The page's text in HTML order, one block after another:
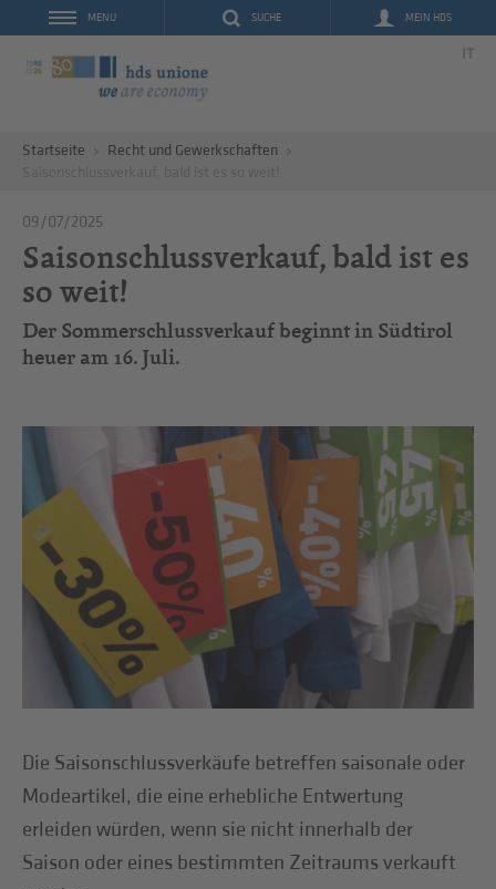
SUCHE MEIN HDS
MENU
IT
Startseite
Recht und Gewerkschaften
09/07/2025
Saisonschlussverkauf, bald ist es
so weit!
Der Sommerschlussverkauf beginnt in Südtirol
heuer am 16. Juli.
Die Saisonschlussverkäufe betreffen saisonale oder
Modeartikel, die eine erhebliche Entwertung
erleiden würden, wenn sie nicht innerhalb der
Saison oder eines bestimmten Zeitraums verkauft